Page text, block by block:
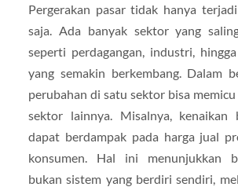
Pergerakan pasar tidak hanya
saja. Ada banyak sektor yang
seperti perdagangan, industri,
yang semakin berkembang. Dalam
perubahan di satu sektor bisa
sektor lainnya. Misalnya, kenaikan
dapat berdampak pada harga jual
konsumen. Hal ini menunjukkan
bukan sistem yang berdiri sendiri,